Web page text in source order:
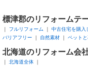
標津郡のリフォームテ
フルリフォーム 中古住宅を購入
バリアフリー
自然素材 ペット
北海道のリフォーム会
北海道全体